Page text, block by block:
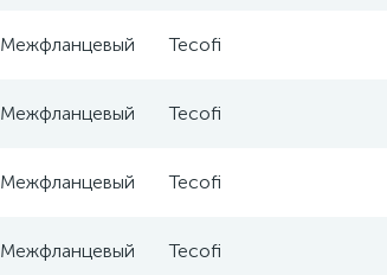
Межфланцевый Tecofi
Межфланцевый Tecofi
Межфланцевый Tecofi
Межфланцевый Tecofi